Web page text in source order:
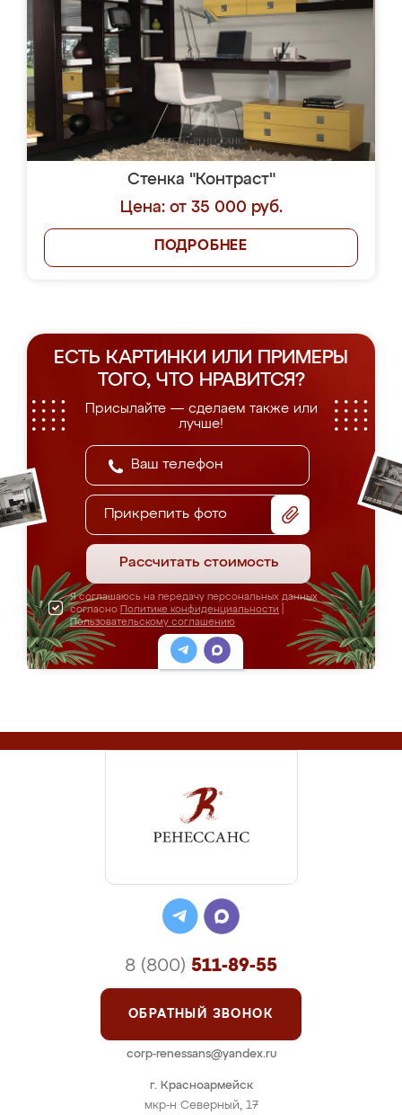
Стенка "Контраст"
Цена: от 35 000 руб.
ПОДРОБНЕЕ
ЕСТЬ КАРТИНКИ ИЛИ ПРИМЕРЫ
ТОГО, ЧТО НРАВИТСЯ?
Присылайте — сделаем также или
лучше!
Прикрепить фото
Рассчитать стоимость
Я соглашаюсь на передачу персональных данных
согласно Политике конфиденциальности
Пользовательскому соглашению
г. Красноармейск
мкр-н Северный, 17
8 (800) 511-89-55
ОБРАТНЫЙ ЗВОНОК
corp-renessans@yandex.ru